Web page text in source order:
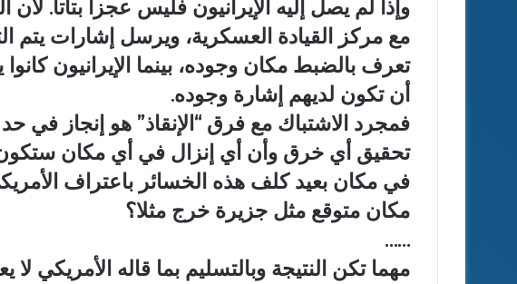
وإذا لم يصل إليه الإيرانيون فليس عجزا بتاتا. لأن
مع مركز القيادة العسكرية، ويرسل إشارات يتم
تعرف بالضبط مكان وجوده، بينما الإيرانيون
أن تكون لديهم إشارة وجوده.
فمجرد الاشتباك مع فرق “الإنقاذ” هو إنجاز في حد
تحقيق أي خرق وأن أي إنزال في أي مكان ستكون
في مكان بعيد كلف هذه الخسائر باعتراف
مكان متوقع مثل جزيرة خرج مثلا؟
……
مهما تكن النتيجة وبالتسليم بما قاله الأمريكي لا